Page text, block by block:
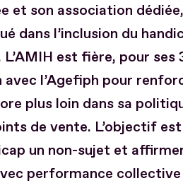
et son association dédiée,
dans l’inclusion du
est fière, pour ses
l’Agefiph pour
plus loin dans sa
de vente. L’objectif
un non-sujet et
performance collective